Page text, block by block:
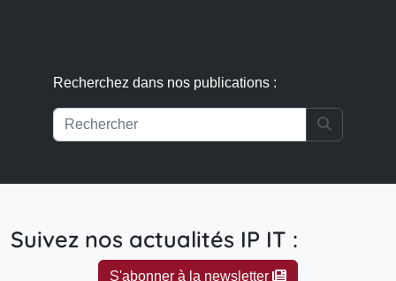
Suivez nos actualités IP IT :
S'abonner à la newsletter
Accueil
Informations légales
© 2026 - Clairmont Novus